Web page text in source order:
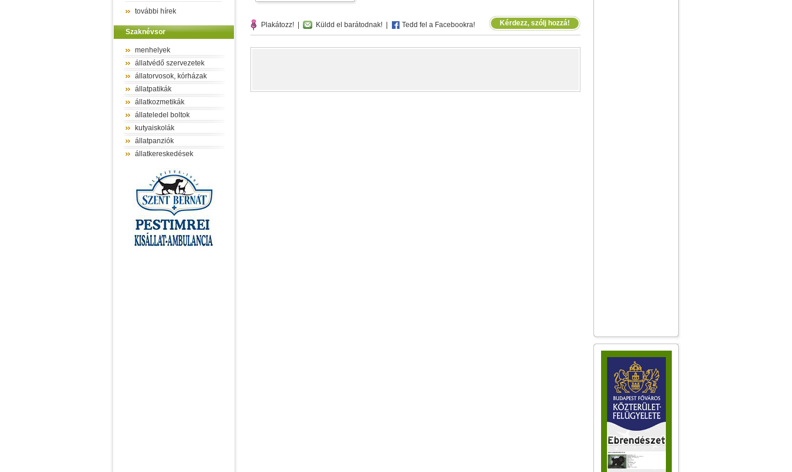
további hírek
Szaknévsor
menhelyek
állatvédő szervezetek
állatorvosok, kórházak
állatpatikák
állatkozmetikák
állateledel boltok
kutyaiskolák
állatpanziók
állatkereskedések
Plakátozz! Küldd el barátodnak! Tedd fel a Facebookra! Kérdezz, szólj hozzá!